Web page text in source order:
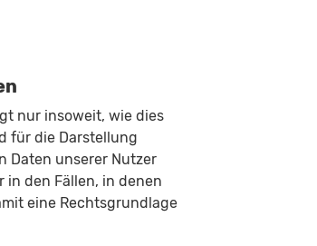
nur insoweit, wie dies
für die Darstellung
Daten unserer Nutzer
den Fällen, in denen
eine Rechtsgrundlage